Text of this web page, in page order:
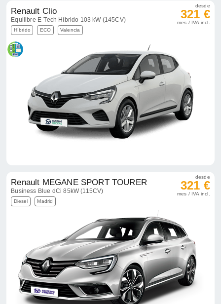
Renault Clio
Equilibre E-Tech Híbrido 103 kW (145CV)
Híbrido ECO Valencia
desde
321 €
mes / IVA incl.
Renault MEGANE SPORT TOURER
Business Blue dCi 85kW (115CV)
Diesel Madrid
desde
321 €
mes / IVA incl.